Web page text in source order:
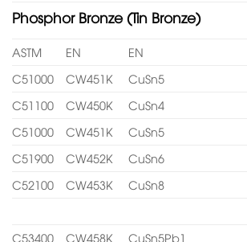
Phosphor Bronze (Tin Bronze)
ASTM EN EN
C51000
CW451K CuSn5
C51100
CW450K CuSn4
C51000
CW451K CuSn5
C51900
CW452K CuSn6
C52100
CW453K CuSn8
C53400 CW458K CuSn5Pb1